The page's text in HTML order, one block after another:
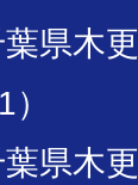
県木
県木